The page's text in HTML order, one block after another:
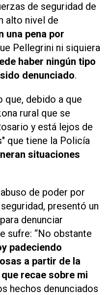
de seguridad de
alto nivel de
una pena por
Pellegrini ni siquiera
haber ningún tipo
denunciado.
que, debido a que
rural que se
y está lejos de
que tiene la Policía
situaciones
de poder por
presentó un
denunciar
sufre: “No obstante
padeciendo
a partir de la
recae sobre mi
hechos denunciados